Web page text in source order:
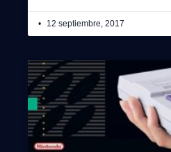
12 septiembre, 2017